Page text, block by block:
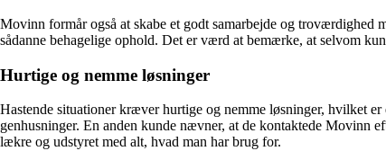
Movinn formår også at skabe et godt samarbejde og troværdighed
sådanne behagelige ophold. Det er værd at bemærke, at selvom
Hurtige og nemme løsninger
Hastende situationer kræver hurtige og nemme løsninger, hvilket
genhusninger. En anden kunde nævner, at de kontaktede Movinn
lækre og udstyret med alt, hvad man har brug for.